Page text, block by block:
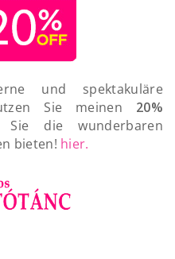
und spektakuläre
Sie meinen 20%
die wunderbaren
bieten! hier.